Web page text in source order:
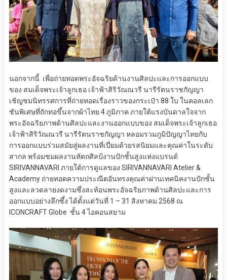
นอกจากนี้ เพื่อถ่ายทอดพระอัจฉริยด้านงานศิลปะและการออกแบบ
ของ สมเด็จพระเจ้าลูกเธอ เจ้าฟ้าสิริวัณณวรี นารีรัตนราชกัญญา
เชิญชมนิทรรศการที่ถ่ายทอดเรื่องราวของกระเป๋า 88 ใบ ในคอลเลก
ชันพิเศษที่ถักทอขึ้นจากผ้าไทย 4 ภูมิภาค ภายใต้แรงบันดาลใจจาก
พระอัจฉริยภาพด้านศิลปะและงานออกแบบของ สมเด็จพระเจ้าลูกเธอ
เจ้าฟ้าสิริวัณณวรี นารีรัตนราชกัญญา หลอมรวมภูมิปัญญาไทยกับ
การออกแบบร่วมสมัยสู่ผลงานที่เปี่ยมด้วยรสนิยมและคุณค่าในระดับ
สากล พร้อมชมผลงานหัตถศิลป์งานปักชั้นสูงแห่งแบรนด์
SIRIVANNAVARI ภายใต้การดูแลของ SIRIVANNAVARI Atelier &
Academy ถ่ายทอดความประณีตอันทรงคุณค่าผ่านเทคนิคงานปักชั้น
สูงและลวดลายงดงามซึ่งสะท้อนพระอัจฉริยภาพด้านศิลปะและการ
ออกแบบอย่างลึกซึ้ง ได้ตั้งแต่วันที่ 1 – 31 สิงหาคม 2568 ณ
ICONCRAFT Globe ชั้น 4 ไอคอนสยาม